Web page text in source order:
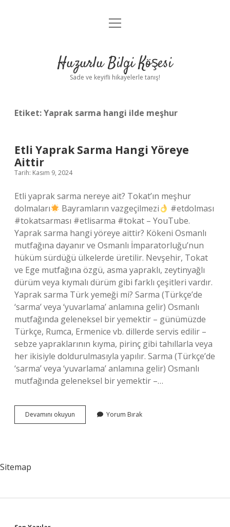
Anasayfa
Yasal Uyarı
menüyü
Huzurlu Bilgi Köşesi
Sade ve keyifli hikayelerle tanış!
Etiket:Yaprak sarma hangi ilde meşhur
Etli Yaprak Sarma Hangi Yöreye
Aittir
Tarih: Kasım 9, 2024
Etli yaprak sarma nereye ait? Tokat’ın meşhur
dolmaları
Bayramların vazgeçilmezi
#etdolması
#tokatsarması #etlisarma #tokat – YouTube.
Yaprak sarma hangi yöreye aittir? Kökeni Osmanlı
mutfağına dayanır ve Osmanlı İmparatorluğu’nun
hüküm sürdüğü ülkelerde üretilir. Nevşehir, Tokat
ve Ege mutfağına özgü, asma yapraklı, zeytinyağlı
dürüm veya kıymalı dürüm gibi farklı çeşitleri vardır.
Yaprak sarma Türk yemeği mi? Sarma (Türkçe’de
‘sarma’ veya ‘yuvarlama’ anlamına gelir) Osmanlı
mutfağında geleneksel bir yemektir – günümüzde
Türkçe, Rumca, Ermenice vb. dillerde servis edilir –
sebze yapraklarının kıyma, pirinç gibi tahıllarla veya
her ikisiyle doldurulmasıyla yapılır. Sarma (Türkçe’de
‘sarma’ veya ‘yuvarlama’ anlamına gelir) Osmanlı
mutfağında geleneksel bir yemektir –…
Devamını okuyun
Yaprak
Yorum Bırak
Sitemap